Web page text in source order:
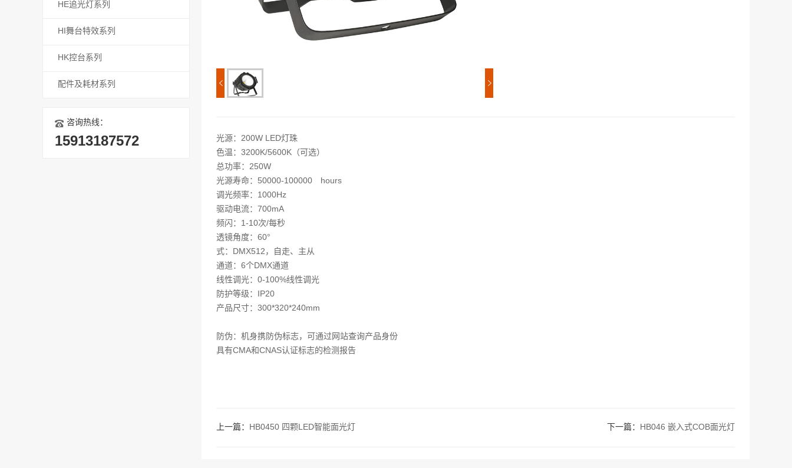
HE追光灯系列
HI舞台特效系列
HK控台系列
配件及耗材系列
咨询热线：
15913187572
光源：200W LED灯珠
色温：3200K/5600K（可选）
总功率：250W
光源寿命：50000-100000 hours
调光频率：1000Hz
驱动电流：700mA
频闪：1-10次/每秒
透镜角度：60°
式：DMX512，自走、主从
通道：6个DMX通道
线性调光：0-100%线性调光
防护等级：IP20
产品尺寸：300*320*240mm
防伪：机身携防伪标志，可通过网站查询产品身份
具有CMA和CNAS认证标志的检测报告
上一篇： HB0450 四颗LED智能面光灯 下一篇： HB046 嵌入式COB面光灯